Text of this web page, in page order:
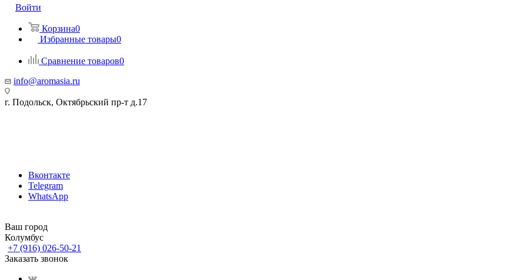
Войти
Корзина0
Избранные товары0
Сравнение товаров0
info@aromasia.ru
г. Подольск, Октябрьский пр-т д.17
Вконтакте
Telegram
WhatsApp
Ваш город
Колумбус
+7 (916) 026-50-21
Заказать звонок